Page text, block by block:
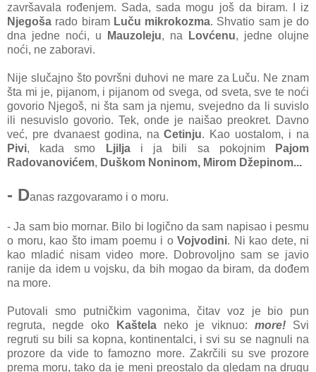
završavala rođenjem. Sada, sada mogu još da biram. I iz
Njegoša rado biram Luču mikrokozma. Shvatio sam je do
dna jedne noći, u
Mauzoleju, na Lovćenu, jedne olujne
noći, ne zaboravi.
Nije slučajno što površni duhovi ne mare za Luču. Ne znam
šta mi je, pijanom, i pijanom od svega, od sveta, sve te noći
govorio Njegoš, ni šta sam ja njemu, svejedno da li suvislo
ili nesuvislo govorio. Tek, onde je naišao preokret. Davno
već, pre dvanaest godina, naCetinju. Kao uostalom, i na
Pivi, kada smo Ljiljai ja bili sa pokojnim
Pajom
Radovanovićem, Duškom Noninom, Mirom Džepinom...
- Danas razgovaramo i o moru.
- Ja sam bio mornar. Bilo bi logično da sam napisao i pesmu
o moru, kao što imam poemu i o Vojvodini. Ni kao dete, ni
kao mladić nisam video more. Dobrovoljno sam se javio
ranije da idem u vojsku, da bih mogao da biram, da dođem
na more.
Putovali smo putničkim vagonima, čitav voz je bio pun
regruta, negde oko
Kaštela neko je viknuo: more! Svi
regruti su bili sa kopna, kontinentalci, i svi su se nagnuli na
prozore da vide to famozno more. Zakrčili su sve prozore
prema moru, tako da je meni preostalo da gledam na drugu